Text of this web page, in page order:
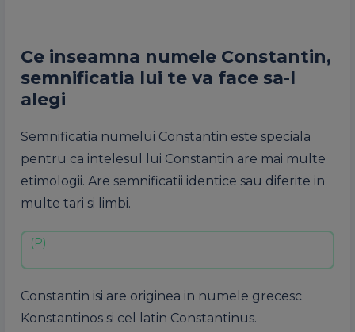
Ce inseamna numele Constantin,
semnificatia lui te va face sa-l
alegi
Semnificatia numelui Constantin este speciala
pentru ca intelesul lui Constantin are mai multe
etimologii. Are semnificatii identice sau diferite in
multe tari si limbi.
Constantin isi are originea in numele grecesc
Konstantinos si cel latin Constantinus.